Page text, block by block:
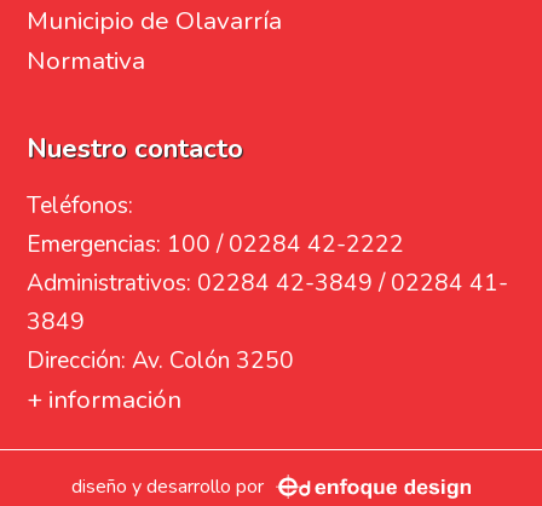
Municipio de Olavarría
Normativa
Nuestro contacto
Teléfonos:
Emergencias: 100 / 02284 42-2222
Administrativos: 02284 42-3849 / 02284 41-
3849
Dirección: Av. Colón 3250
+ información
diseño y desarrollo por